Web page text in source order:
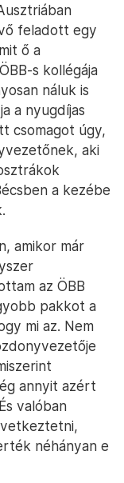
feladott egy
ő a
s kollégája
náluk is
a nyugdíjas
csomagot úgy,
aki
a kezébe
amikor már
az ÖBB
pakkot a
mi az. Nem
annyit azért
valóban
néhányan e